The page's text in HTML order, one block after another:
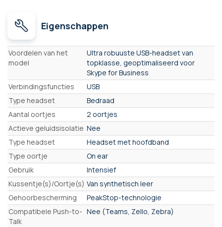
Eigenschappen
Eigenschappen
Voordelen van het
model
Ultra robuuste USB-headset van
topklasse, geoptimaliseerd voor
Skype for Business
Verbindingsfuncties
USB
Type headset
Bedraad
Aantal oortjes
2 oortjes
Actieve geluidsisolatie Nee
Type headset
Headset met hoofdband
Type oortje
On ear
Gebruik
Intensief
Kussentje(s)/Oortje(s) Van synthetisch leer
Gehoorbescherming
PeakStop-technologie
Compatibele Push-to-
Talk
Nee (Teams, Zello, Zebra)